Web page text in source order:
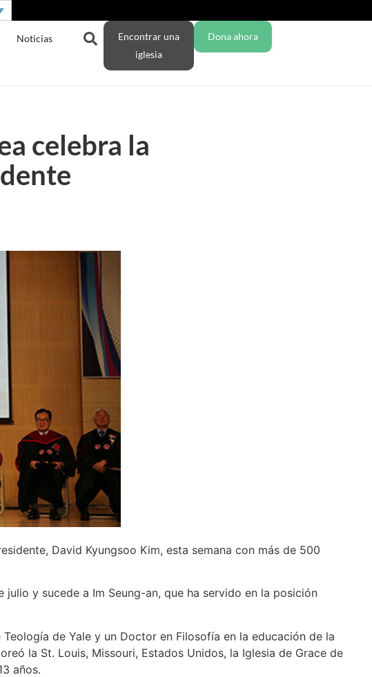
Noticias
Encontrar una
iglesia
Dona ahora
celebra la
David Kyungsoo Kim, esta semana con más de 500
y sucede a Im Seung-an, que ha servido en la posición
de Yale y un Doctor en Filosofía en la educación de la
la St. Louis, Missouri, Estados Unidos, la Iglesia de Grace de
años.